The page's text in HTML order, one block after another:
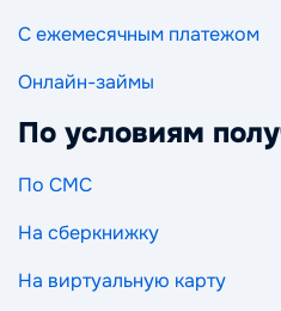
С ежемесячным платежом
Онлайн-займы
По условиям
По СМС
На сберкнижку
На виртуальную карту